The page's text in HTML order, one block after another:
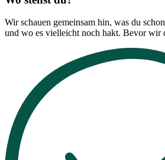
Wir schauen gemeinsam hin, was du
und wo es vielleicht noch hakt. Bevor wir